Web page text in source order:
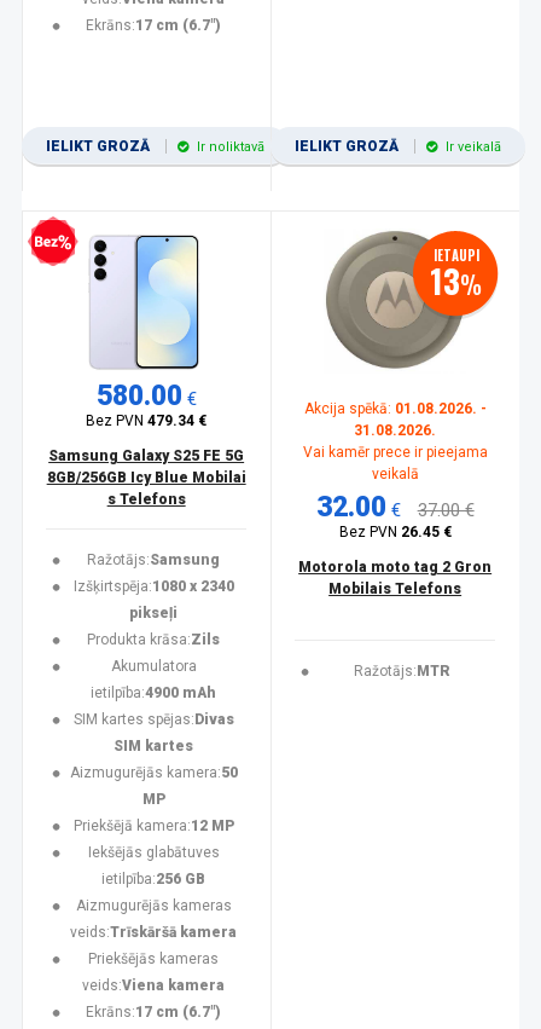
Ekrāns:17 cm (6.7")
IELIKT GROZĀ Ir noliktavā IELIKT GROZĀ Ir veikalā
kredīts
580.00 €
Bez PVN479.34 €
Samsung Galaxy S25 FE 5G
8GB/256GB Icy Blue Mobilai
s Telefons
Ražotājs:Samsung
Izšķirtspēja:1080 x 2340
pikseļi
Produkta krāsa:Zils
Akumulatora
ietilpība:4900 mAh
SIM kartes spējas: Divas
SIM kartes
Aizmugurējās kamera:50
MP
Priekšējā kamera:12 MP
Iekšējās glabātuves
ietilpība:256 GB
Aizmugurējās kameras
veids:Trīskāršā kamera
Priekšējās kameras
veids:Viena kamera
Ekrāns:17 cm (6.7")
IETAUPI
13%
Akcija spēkā: 01.08.2026. -
31.08.2026.
Vai kamēr prece ir pieejama
veikalā
32.00 € 37.00 €
Bez PVN 26.45 €
Motorola moto tag 2 Gron
Mobilais Telefons
Ražotājs: MTR